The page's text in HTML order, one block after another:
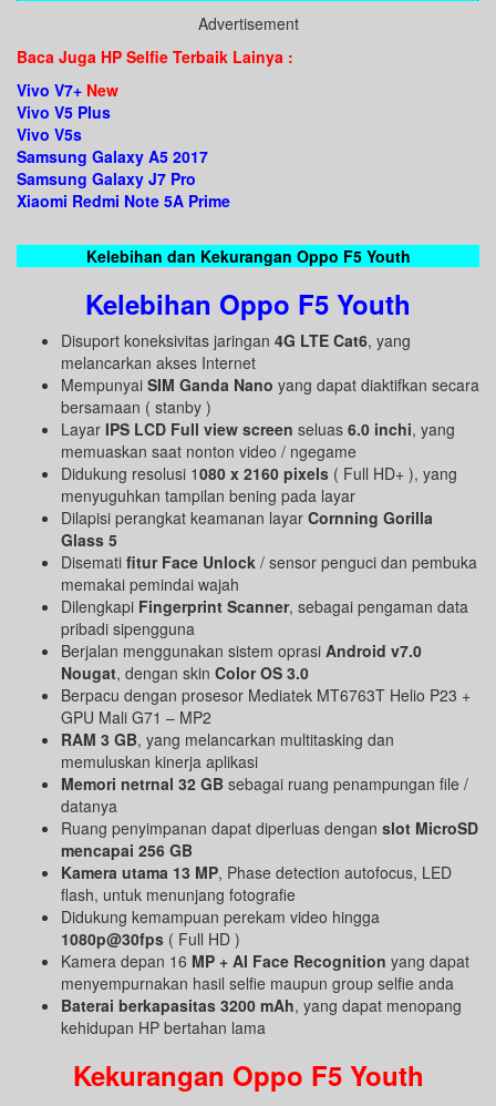
Advertisement
Baca Juga HP Selfie Terbaik Lainya :
Vivo V7+ New
Vivo V5 Plus
Vivo V5s
Samsung Galaxy A5 2017
Samsung Galaxy J7 Pro
Xiaomi Redmi Note 5A Prime
Kelebihan dan Kekurangan Oppo F5 Youth
Kelebihan Oppo F5 Youth
Disuport koneksivitas jaringan 4G LTE Cat6, yang
melancarkan akses Internet
Mempunyai SIM Ganda Nano yang dapat diaktifkan secara
bersamaan ( stanby )
Layar IPS LCD Full view screen seluas 6.0 inchi, yang
memuaskan saat nonton video / ngegame
Didukung resolusi 1080 x 2160 pixels ( Full HD+ ), yang
menyuguhkan tampilan bening pada layar
Dilapisi perangkat keamanan layar Cornning Gorilla
Glass 5
Disemati fitur Face Unlock / sensor penguci dan pembuka
memakai pemindai wajah
Dilengkapi Fingerprint Scanner, sebagai pengaman data
pribadi sipengguna
Berjalan menggunakan sistem oprasi Android v7.0
Nougat, dengan skin Color OS 3.0
Berpacu dengan prosesor Mediatek MT6763T Helio P23 +
GPU Mali G71 – MP2
RAM 3 GB, yang melancarkan multitasking dan
memuluskan kinerja aplikasi
Memori netrnal 32 GB sebagai ruang penampungan file /
datanya
Ruang penyimpanan dapat diperluas dengan slot MicroSD
mencapai 256 GB
Kamera utama 13 MP, Phase detection autofocus, LED
flash, untuk menunjang fotografie
Didukung kemampuan perekam video hingga
1080p@30fps ( Full HD )
Kamera depan 16 MP + AI Face Recognition yang dapat
menyempurnakan hasil selfie maupun group selfie anda
Baterai berkapasitas 3200 mAh, yang dapat menopang
kehidupan HP bertahan lama
Kekurangan Oppo F5 Youth